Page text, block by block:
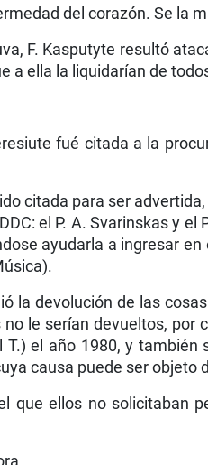
del corazón. Se la
F. Kasputyte resultó
a ella la liquidarían de
fué citada a la
citada para ser
el P. A. Svarinskas y
ayudarla a ingresar
la devolución de las
le serían devueltos,
el año 1980, y
causa puede ser objeto
que ellos no solicitaban